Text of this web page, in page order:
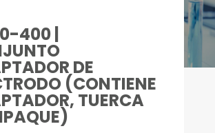
400 |
DE
(CONTIENE
TUERCA